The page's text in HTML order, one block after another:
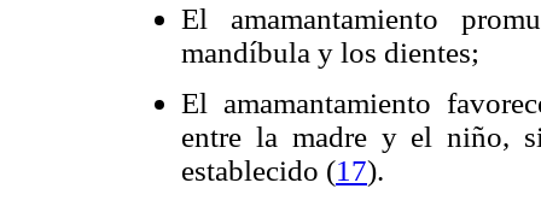
El amamantamiento
mandíbula y los dientes;
El amamantamiento
entre la madre y el niño,
establecido (17).